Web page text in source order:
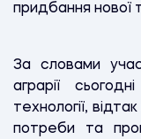
придбання нової
За словами
аграрії
технології,
потреби та